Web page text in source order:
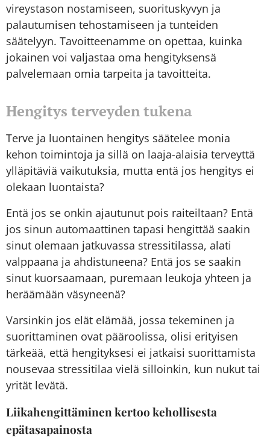
vireystason nostamiseen, suorituskyvyn ja
palautumisen tehostamiseen ja tunteiden
säätelyyn. Tavoitteenamme on opettaa, kuinka
jokainen voi valjastaa oma hengityksensä
palvelemaan omia tarpeita ja tavoitteita.
Hengitys terveyden tukena
Terve ja luontainen hengitys säätelee monia
kehon toimintoja ja sillä on laaja-alaisia terveyttä
ylläpitäviä vaikutuksia, mutta entä jos hengitys ei
olekaan luontaista?
Entä jos se onkin ajautunut pois raiteiltaan? Entä
jos sinun automaattinen tapasi hengittää saakin
sinut olemaan jatkuvassa stressitilassa, alati
valppaana ja ahdistuneena? Entä jos se saakin
sinut kuorsaamaan, puremaan leukoja yhteen ja
heräämään väsyneenä?
Varsinkin jos elät elämää, jossa tekeminen ja
suorittaminen ovat pääroolissa, olisi erityisen
tärkeää, että hengityksesi ei jatkaisi suorittamista
nousevaa stressitilaa vielä silloinkin, kun nukut tai
yrität levätä.
Liikahengittäminen kertoo kehollisesta
epätasapainosta